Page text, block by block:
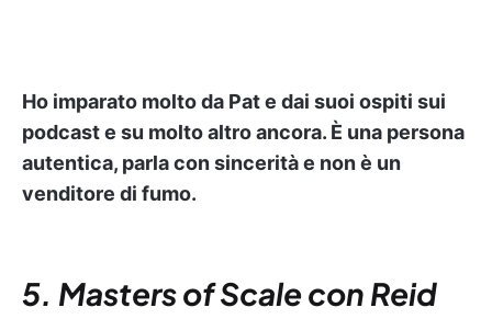
Ho imparato molto da Pat e dai suoi ospiti sui
podcast e su molto altro ancora. È una persona
autentica, parla con sincerità e non è un
venditore di fumo.
5. Masters of Scale con Reid